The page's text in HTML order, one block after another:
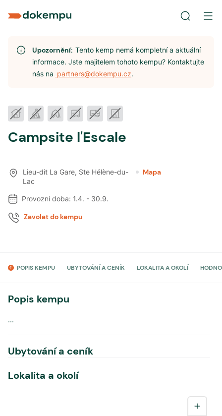
Upozornění:Tento kemp nemá kompletní a aktuální
informace. Jste majitelem tohoto kempu? Kontaktujte
nás na partners@dokempu.cz.
Campsite l'Escale
Lieu-dit La Gare, Ste Hélène-du-
Lac
Mapa
Provozní doba: 1.4. - 30.9.
Zavolat do kempu
POPIS KEMPU UBYTOVÁNÍ A CENÍK LOKALITA A OKOLÍ
Popis kempu
...
Ubytování a ceník
Lokalita a okolí